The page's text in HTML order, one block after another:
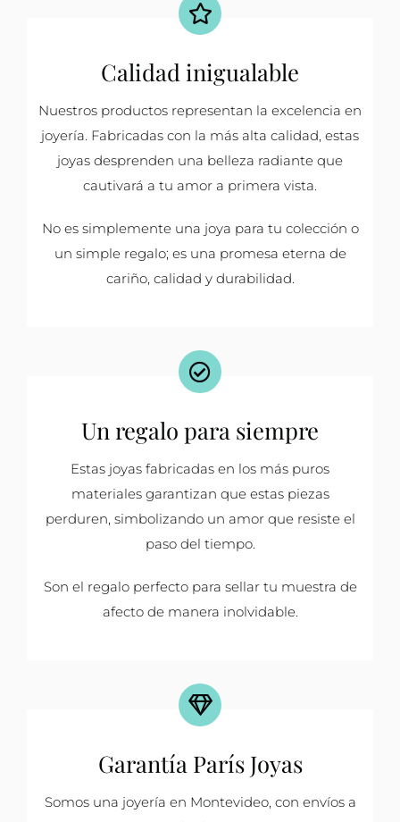
Calidad inigualable
Nuestros productos representan la excelencia en
joyería. Fabricadas con la más alta calidad, estas
joyas desprenden una belleza radiante que
cautivará a tu amor a primera vista.
No es simplemente una joya para tu colección o
un simple regalo; es una promesa eterna de
cariño, calidad y durabilidad.
Un regalo para siempre
Estas joyas fabricadas en los más puros
materiales garantizan que estas piezas
perduren, simbolizando un amor que resiste el
paso del tiempo.
Son el regalo perfecto para sellar tu muestra de
afecto de manera inolvidable.
Garantía París Joyas
Somos una joyería en Montevideo, con envíos a